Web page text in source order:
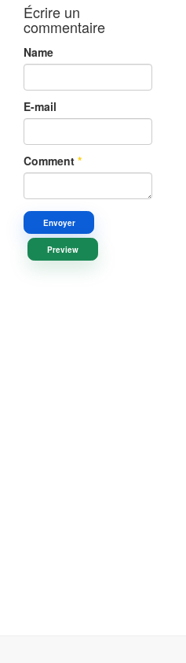
Écrire un
commentaire
Name
E-mail
Comment *
Envoyer
Preview